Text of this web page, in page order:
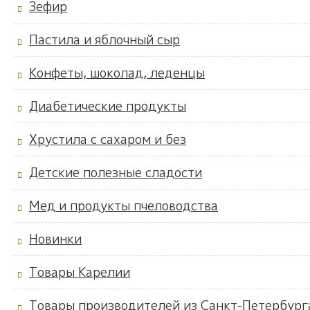
Зефир
Пастила и яблочный сыр
Конфеты, шоколад, леденцы
Диабетические продукты
Хрустила с сахаром и без
Детские полезные сладости
Мед и продукты пчеловодства
Новинки
Товары Карелии
Товары производителей из Санкт-